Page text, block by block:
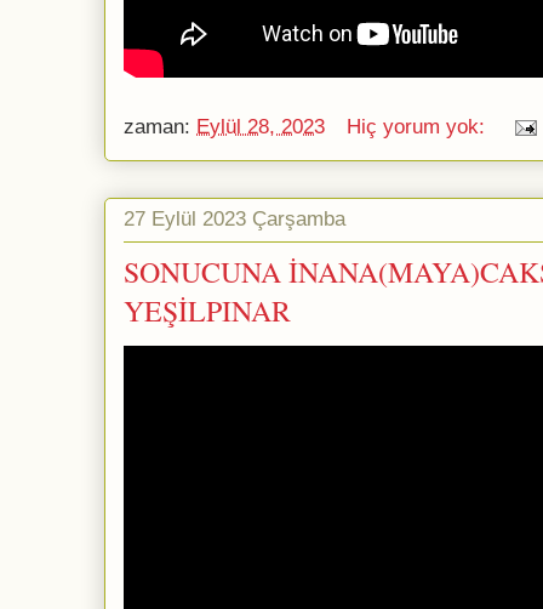
zaman: Eylül 28, 2023 Hiç yorum yok:
27 Eylül 2023 Çarşamba
SONUCUNA
YEŞİLPINAR